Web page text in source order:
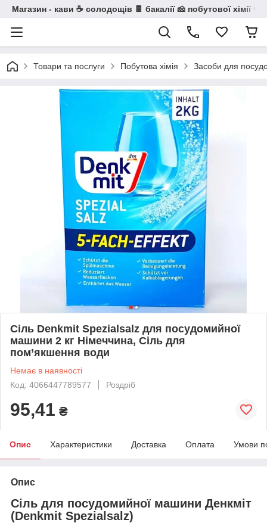
Магазин - кави ☕ солодощів 🍫 бакалії 🧀 побутової хімії 🧼
Товари та послуги Побутова хімія Засоби для
Сіль Denkmit Spezialsalz для посудомийної
машини 2 кг Німеччина, Сіль для
пом’якшення води
Немає в наявності
Код: 4066447789577
Роздріб
95,41 ₴
Опис Характеристики Доставка Оплата Умови
Опис
Сіль для посудомийної машини Денкміт
(Denkmit Spezialsalz)